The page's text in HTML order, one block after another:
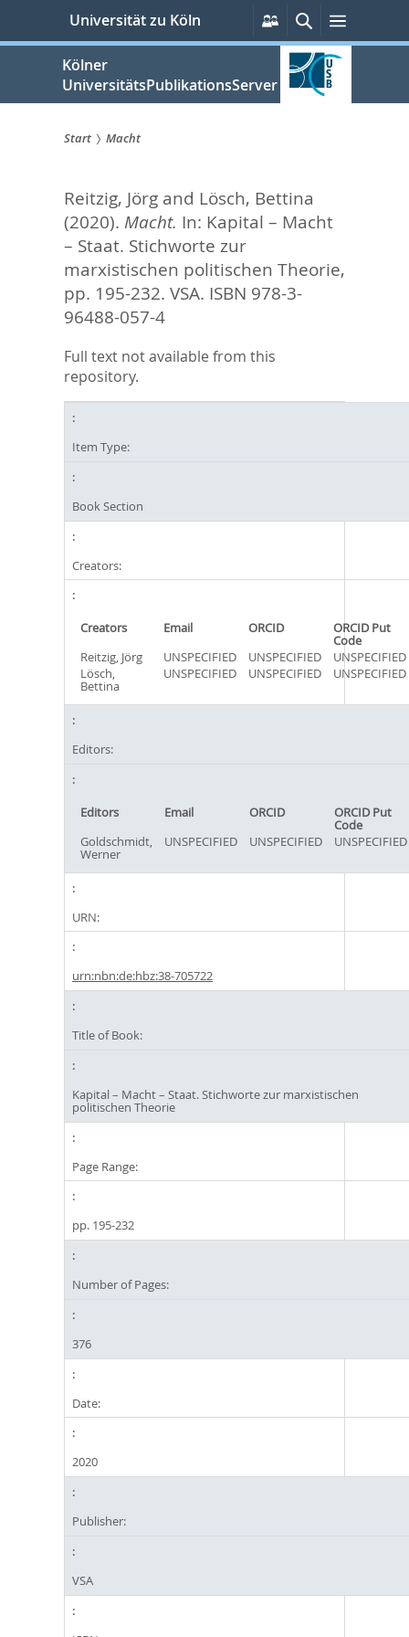
springen
Universität zu Köln
Persönliche
Services
Suche
Kölner
UniversitätsPublikationsServer
sind
hier:
Start Macht
Reitzig, Jörgand Lösch, Bettina
(2020). Macht. In: Kapital – Macht
– Staat. Stichworte zur
marxistischen politischen Theorie,
pp. 195-232. VSA. ISBN 978-3-
96488-057-4
Full text not available from this
repository.
Item Type:
Book Section
Creators:
Creators Email ORCID ORCID Put
Code
Reitzig, Jörg
UNSPECIFIED UNSPECIFIED
UNSPECIFIED
Lösch,
Bettina
UNSPECIFIED UNSPECIFIED UNSPECIFIED
Editors:
Editors Email ORCID ORCID Put
Code
Goldschmidt,
Werner
UNSPECIFIED UNSPECIFIED UNSPECIFIED
URN:
urn:nbn:de:hbz:38-705722
Title of Book:
Kapital – Macht – Staat. Stichworte zur marxistischen
politischen Theorie
Page Range:
pp. 195-232
Number of Pages:
376
Date:
2020
Publisher:
VSA